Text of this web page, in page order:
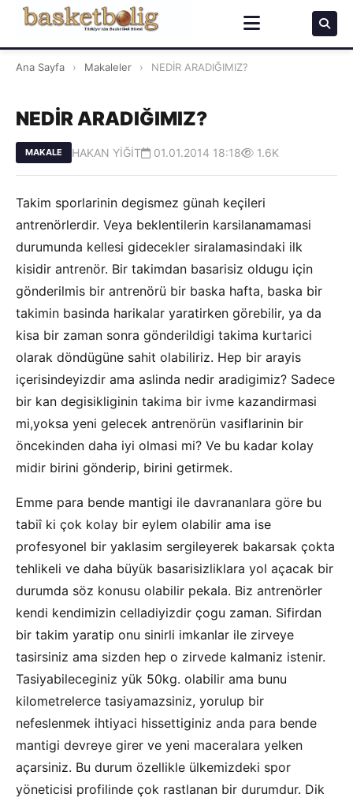
Ana Sayfa › Makaleler › NEDİR ARADIĞIMIZ?
NEDİR ARADIĞIMIZ?
MAKALE HAKAN YİĞİT 01.01.2014 18:18 1.6K
Takim sporlarinin degismez günah keçileri
antrenörlerdir. Veya beklentilerin karsilanamamasi
durumunda kellesi gidecekler siralamasindaki ilk
kisidir antrenör. Bir takimdan basarisiz oldugu için
gönderilmis bir antrenörü bir baska hafta, baska bir
takimin basinda harikalar yaratirken görebilir, ya da
kisa bir zaman sonra gönderildigi takima kurtarici
olarak döndügüne sahit olabiliriz. Hep bir arayis
içerisindeyizdir ama aslinda nedir aradigimiz? Sadece
bir kan degisikliginin takima bir ivme kazandirmasi
mi,yoksa yeni gelecek antrenörün vasiflarinin bir
öncekinden daha iyi olmasi mi? Ve bu kadar kolay
midir birini gönderip, birini getirmek.
Emme para bende mantigi ile davrananlara göre bu
tabiî ki çok kolay bir eylem olabilir ama ise
profesyonel bir yaklasim sergileyerek bakarsak çokta
tehlikeli ve daha büyük basarisizliklara yol açacak bir
durumda söz konusu olabilir pekala. Biz antrenörler
kendi kendimizin celladiyizdir çogu zaman. Sifirdan
bir takim yaratip onu sinirli imkanlar ile zirveye
tasirsiniz ama sizden hep o zirvede kalmaniz istenir.
Tasiyabileceginiz yük 50kg. olabilir ama bunu
kilometrelerce tasiyamazsiniz, yorulup bir
nefeslenmek ihtiyaci hissettiginiz anda para bende
mantigi devreye girer ve yeni maceralara yelken
açarsiniz. Bu durum özellikle ülkemizdeki spor
yöneticisi profilinde çok rastlanan bir durumdur. Dik